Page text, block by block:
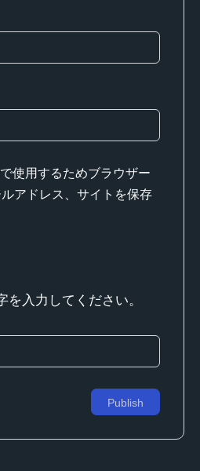
使用するためブラウザー
アドレス、サイトを保存
入力してください。